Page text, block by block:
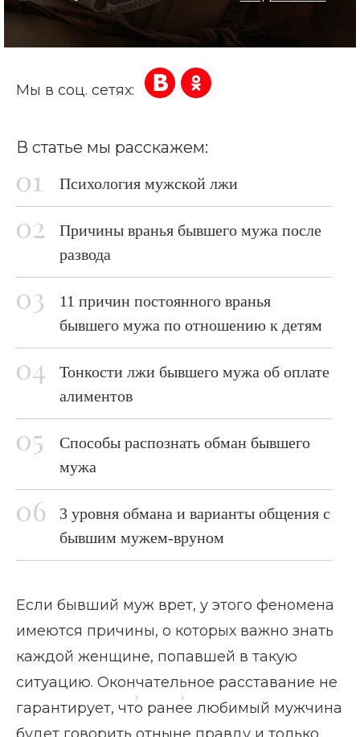
Мы в соц. сетях:
В статье мы расскажем:
Психология мужской лжи
Причины вранья бывшего мужа после
развода
11 причин постоянного вранья
бывшего мужа по отношению к детям
Тонкости лжи бывшего мужа об оплате
алиментов
Способы распознать обман бывшего
мужа
3 уровня обмана и варианты общения с
бывшим мужем-вруном
Если бывший муж врет, у этого феномена
имеются причины, о которых важно знать
каждой женщине, попавшей в такую
ситуацию. Окончательное расставание не
гарантирует, что ранее любимый мужчина